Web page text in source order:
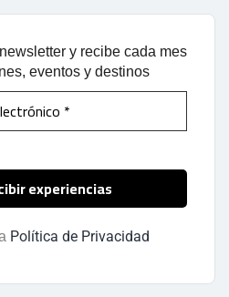
y recibe cada mes
eventos y destinos
Política de Privacidad